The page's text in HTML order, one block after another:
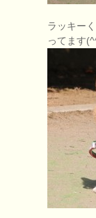
ラッキー
ってます